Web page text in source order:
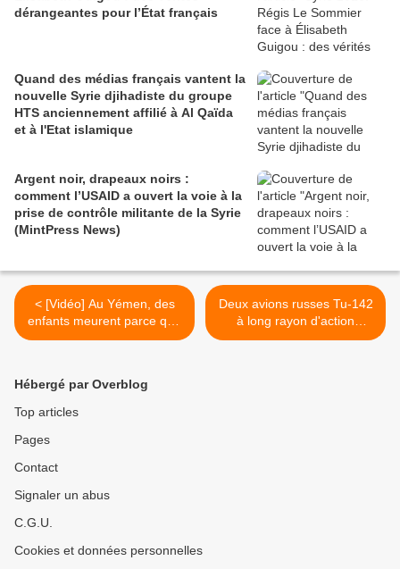
dérangeantes pour l’État français
Quand des médias français vantent la
nouvelle Syrie djihadiste du groupe
HTS anciennement affilié à Al Qaïda
et à l'Etat islamique
Argent noir, drapeaux noirs :
comment l’USAID a ouvert la voie à la
prise de contrôle militante de la Syrie
(MintPress News)
< [Vidéo] Au Yémen, des
enfants meurent parce que
l'aide est bloquée, prévient
Deux avions russes Tu-142
à long rayon d'action
survolent les exercices de
Hébergé par Overblog
Top articles
Pages
Contact
Signaler un abus
C.G.U.
Cookies et données personnelles